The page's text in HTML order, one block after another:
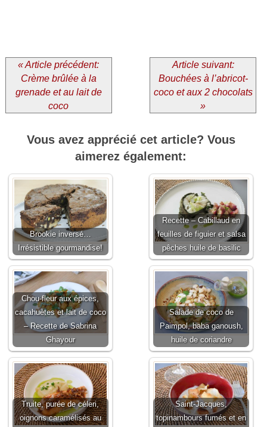
« Article précédent:
Crème brûlée à la
grenade et au lait de
coco
Article suivant:
Bouchées à l’abricot-
coco et aux 2 chocolats
»
Vous avez apprécié cet article? Vous
aimerez également:
Brookie inversé…
Irrésistible gourmandise!
Recette – Cabillaud en
feuilles de figuier et salsa
pêches huile de basilic
Chou-fleur aux épices,
cacahuètes et lait de coco
– Recette de Sabrina
Ghayour
Salade de coco de
Paimpol, baba ganoush,
huile de coriandre
Truite, purée de céleri,
oignons caramélisés au
Saint-Jacques,
topinambours fumés et en